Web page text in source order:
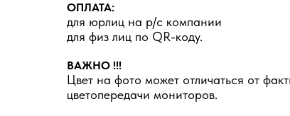
ОПЛАТА:
для юрлиц на р/с компании
для физ лиц по QR-коду.
ВАЖНО !!!
Цвет на фото может отличаться от
цветопередачи мониторов.